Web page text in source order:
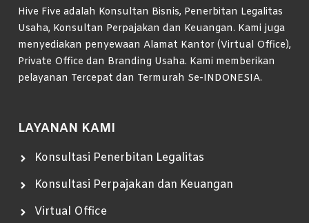
Hive Five adalah Konsultan Bisnis, Penerbitan Legalitas
Usaha, Konsultan Perpajakan dan Keuangan. Kami juga
menyediakan penyewaan Alamat Kantor (Virtual Office),
Private Office dan Branding Usaha. Kami memberikan
pelayanan Tercepat dan Termurah Se-INDONESIA.
LAYANAN KAMI
Konsultasi Penerbitan Legalitas
Konsultasi Perpajakan dan Keuangan
Virtual Office